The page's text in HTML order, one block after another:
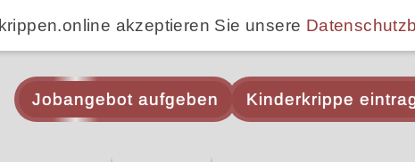
akzeptieren Sie unsere
Jobangebot aufgeben Kinderkrippe